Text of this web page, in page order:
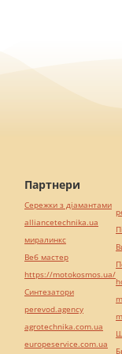
Партнери
Сережки з діамантами
alliancetechnika.ua
миралинкс
Веб мастер
https://motokosmos.ua/
Синтезатори
perevod.agency
agrotechnika.com.ua
europeservice.com.ua